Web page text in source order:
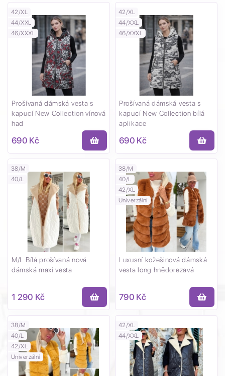
42/XL
44/XXL
46/XXXL
Prošívaná dámská vesta s
kapucí New Collection vínová
had
690 Kč
42/XL
44/XXL
46/XXXL
Prošívaná dámská vesta s
kapucí New Collection bílá
aplikace
690 Kč
38/M
40/L
M/L Bílá prošívaná nová
dámská maxi vesta
1 290 Kč
38/M
40/L
42/XL
Univerzální
Luxusní kožešinová dámská
vesta long hnědorezavá
790 Kč
38/M
40/L
42/XL
Univerzální
42/XL
44/XXL